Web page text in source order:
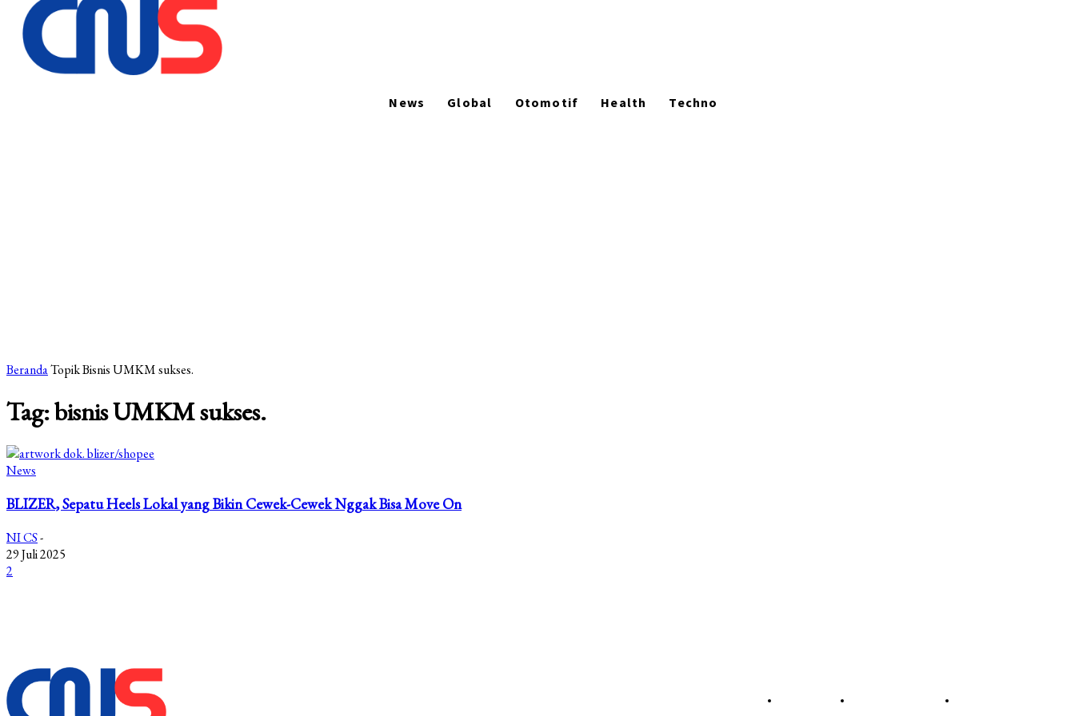
News Global Otomotif Health Techno
BerandaTopikBisnis UMKM sukses.
Tag: bisnis UMKM sukses.
News
BLIZER, Sepatu Heels Lokal yang Bikin Cewek-Cewek Nggak Bisa Move On
NI CS-
29 Juli 2025
2